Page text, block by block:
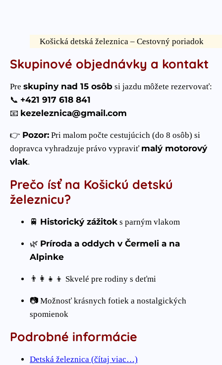
Košická detská železnica – Cestovný poriadok
Skupinové objednávky a kontakt
Pre skupiny nad 15 osôb si jazdu môžete rezervovať:
📞 +421 917 618 841
📧 kezeleznica@gmail.com
👉 Pozor: Pri malom počte cestujúcich (do 8 osôb) si
dopravca vyhradzuje právo vypraviť malý motorový
vlak.
Prečo ísť na Košickú detskú
železnicu?
🚆 Historický zážitok s parným vlakom
🌿 Príroda a oddych v Čermeli a na
Alpinke
👨‍👩‍👧‍👦 Skvelé pre rodiny s deťmi
📷 Možnosť krásnych fotiek a nostalgických
spomienok
Podrobné informácie
Detská železnica (čítaj viac…)